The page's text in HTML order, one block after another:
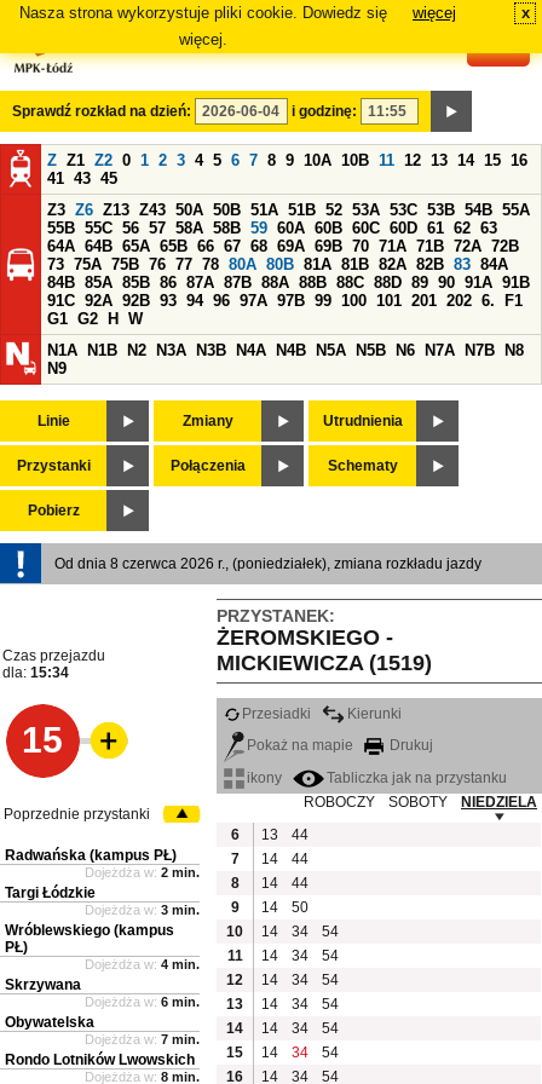
Nasza strona wykorzystuje pliki cookie. Dowiedz się
więcej.
więcej x
Sprawdź rozkład na dzień: i godzinę:
Z Z1 Z2 0 1 2 3 4 5 6 7 8 9 10A 10B 11 12 13 14 15 16
41 43 45
Z3 Z6 Z13 Z43 50A 50B 51A 51B 52 53A 53C 53B 54B 55A
55B 55C 56 57 58A 58B 59 60A 60B 60C 60D 61 62 63
64A 64B 65A 65B 66 67 68 69A 69B 70 71A 71B 72A 72B
73 75A 75B 76 77 78 80A 80B 81A 81B 82A 82B 83 84A
84B 85A 85B 86 87A 87B 88A 88B 88C 88D 89 90 91A 91B
91C 92A 92B 93 94 96 97A 97B 99 100 101 201 202 6.
F1
G1 G2 H
W
N1A
N1B N2 N3A N3B N4A N4B N5A N5B N6 N7A N7B
N8
N9
Linie Zmiany Utrudnienia
Przystanki Połączenia Schematy
Pobierz
Od dnia 8 czerwca 2026 r., (poniedziałek), zmiana rozkładu jazdy
PRZYSTANEK:
ŻEROMSKIEGO -
MICKIEWICZA (1519)
Czas przejazdu
dla: 15:34
15
Przesiadki
Kierunki
Pokaż na mapie
Drukuj
ikony
Tabliczka jak na przystanku
ROBOCZY
SOBOTY
NIEDZIELA
6
13
44
7
14
44
8
14
44
9
14
50
10
14 34
54
11
14 34
54
12
14 34
54
13
14 34
54
14
14 34
54
15
14 34
54
16
14 34 54
Poprzednie przystanki
Radwańska (kampus PŁ)
Dojeżdża w: 2 min.
Targi Łódzkie
Dojeżdża w: 3 min.
Wróblewskiego (kampus
PŁ)
Dojeżdża w: 4 min.
Skrzywana
Dojeżdża w: 6 min.
Obywatelska
Dojeżdża w: 7 min.
Rondo Lotników Lwowskich
Dojeżdża w: 8 min.